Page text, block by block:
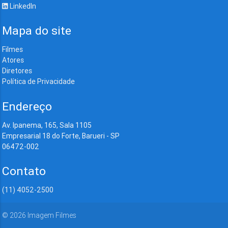
LinkedIn
Mapa do site
Filmes
Atores
Diretores
Política de Privacidade
Endereço
Av. Ipanema, 165, Sala 1105
Empresarial 18 do Forte, Barueri - SP
06472-002
Contato
(11) 4052-2500
© 2026 Imagem Filmes